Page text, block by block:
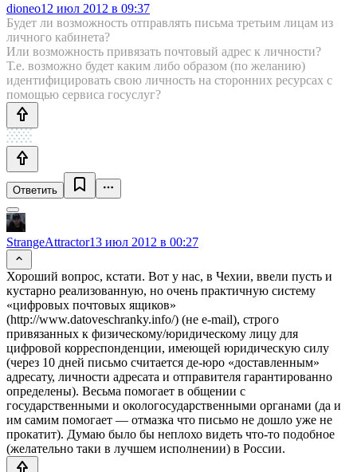
dioneo12 июл 2012 в 09:37
Будет ли возможность отправлять письма третьим лицам из
личного кабинета?
Или возможность привязать почтовый адрес к личности?
Т.е. возможно будет каким либо образом (по желанию)
идентифицировать свою личность на сторонних ресурсах с
помощью сервиса госуслуг?
Ответить
StrangeAttractor13 июл 2012 в 00:27
Хороший вопрос, кстати. Вот у нас, в Чехии, ввели пусть и
кустарно реализованную, но очень практичную систему
«цифровых почтовых ящиков»
(http://www.datoveschranky.info/) (не e-mail), строго
привязанных к физическому/юридическому лицу для
цифровой корреспонденции, имеющей юридическую силу
(через 10 дней письмо считается де-юро «доставленным»
адресату, личности адресата и отправителя гарантированно
определены). Весьма помогает в общении с
государственными и окологосударственными органами (да и
им самим помогает — отмазка что письмо не дошло уже не
прокатит). Думаю было бы неплохо видеть что-то подобное
(желательно таки в лучшем исполнении) в России.